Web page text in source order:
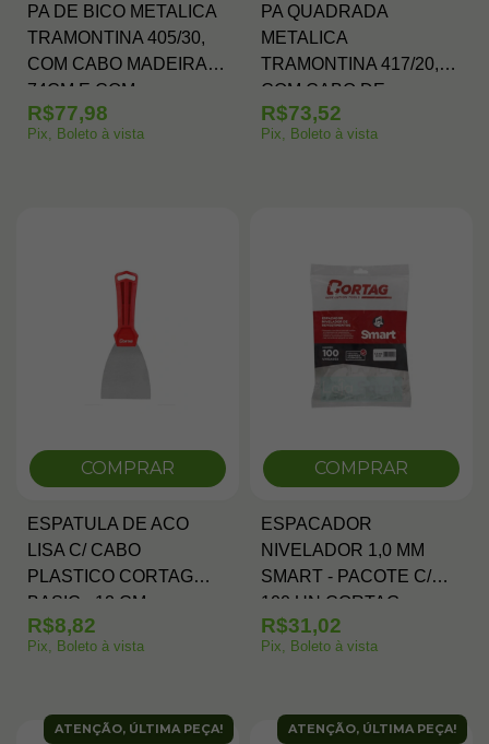
PA DE BICO METALICA
TRAMONTINA 405/30,
COM CABO MADEIRA
74CM E COM
EMPUNHADURA
METALICA
R$77,98
Pix, Boleto à vista
PA QUADRADA
METALICA
TRAMONTINA 417/20,
COM CABO DE
MADEIRA DE 71 CM E
COM EMPUNHADURA
R$73,52
Pix, Boleto à vista
COMPRAR
ESPATULA DE ACO
LISA C/ CABO
PLASTICO CORTAG
BASIC - 12 CM
R$8,82
Pix, Boleto à vista
COMPRAR
ESPACADOR
NIVELADOR 1,0 MM
SMART - PACOTE C/
100 UN CORTAG
R$31,02
Pix, Boleto à vista
ATENÇÃO, ÚLTIMA PEÇA! ATENÇÃO, ÚLTIMA PEÇA!